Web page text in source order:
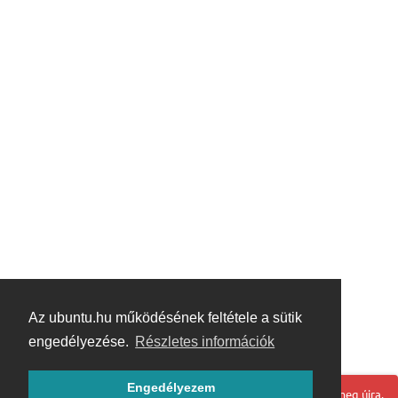
Az ubuntu.hu működésének feltétele a sütik
engedélyezése. Részletes információk
Engedélyezem
Hoppá! Valami hiba történt. Frissítse az oldalt és próbálja meg újra.